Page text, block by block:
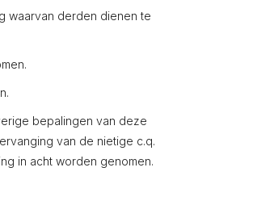
waarvan derden dienen te
bepalingen van deze
van de nietige c.q.
in acht worden genomen.